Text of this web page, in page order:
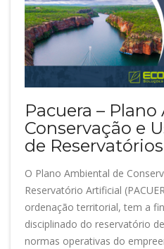
Pacuera –
Conservação e
de Reservatórios
O Plano Ambiental de
Reservatório Artificial
ordenação territorial, tem a
disciplinado do reservatório
normas operativas do